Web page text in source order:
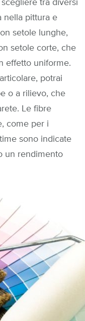
tra diversi
nella pittura e
setole lunghe,
setole corte, che
effetto uniforme.
potrai
o a rilievo, che
Le fibre
come per i
sono indicate
un rendimento